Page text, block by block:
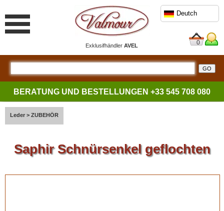
ExklusifhändlerAVEL
Deutch
0
BERATUNG UND BESTELLUNGEN +33 545 708 080
Leder > ZUBEHÖR
Saphir Schnürsenkel geflochten